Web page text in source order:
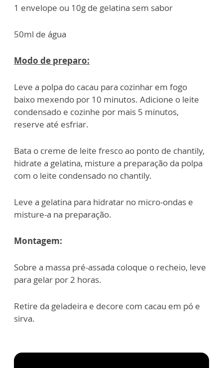
1 envelope ou 10g de gelatina sem sabor
50ml de água
Modo de preparo:
Leve a polpa do cacau para cozinhar em fogo
baixo mexendo por 10 minutos. Adicione o leite
condensado e cozinhe por mais 5 minutos,
reserve até esfriar.
Bata o creme de leite fresco ao ponto de chantily,
hidrate a gelatina, misture a preparação da polpa
com o leite condensado no chantily.
Leve a gelatina para hidratar no micro-ondas e
misture-a na preparação.
Montagem:
Sobre a massa pré-assada coloque o recheio, leve
para gelar por 2 horas.
Retire da geladeira e decore com cacau em pó e
sirva.